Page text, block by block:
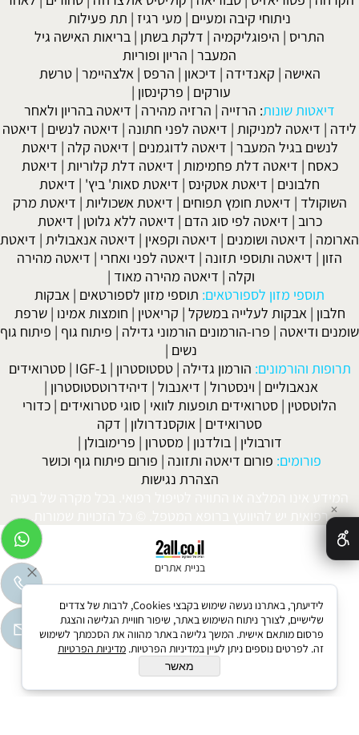
ניתוחי קיבה ומעיים | מעי רגיז | תת פעילות
התריס | היפוגליקמיה | דלקת בשתן | בריאות האישה גיל
המעבר | הריון ופוריות
האישה | קאנדידה | דיכאון | הרפס |אלצהיימר |טרשת
עורקים | פרקינסון |
דיאטות שונות: הרזייה | הרזיה מהירה | דיאטה בהריון ולאחר
לידה | דיאטה למניקות | דיאטה לפני חתונה | דיאטה לנשים | דיאטה
לנשים בגיל המעבר | דיאטה לדוגמנים | דיאטה קלה | דיאטת
כאסח | דיאטה דלת פחמימות | דיאטה דלת קלוריות | דיאטת
חלבונים | דיאטת אטקינס | דיאטת סאות' ביץ' | דיאטת
השוקולד | דיאטת חומץ תפוחים | דיאטת אשכוליות | דיאטת מרק
כרוב | דיאטה לפי סוג הדם | דיאטה ללא גלוטן | דיאטת
הארומה | דיאטה ושומנים | דיאטה וקפאין | דיאטה אנאבולית | דיאטת
הזון | דיאטה ותוספי תזונה | דיאטה לפני ואחרי | דיאטה מהירה
וקלה | דיאטה מהירה מאוד |
תוספי מזון לספורטאים: תוספי מזון לספורטאים | אבקות
חלבון |אבקות לעלייה במשקל | קריאטין | חומצות אמינו |שרפת
שומנים ודיאטה | פרו-הורמונים הורמוני גדילה | פיתוח גוף | פיתוח גוף
נשים |
תרופות והורמונים: הורמון גדילה |טסטוסטרון |
IGF-1
|סטרואידים
אנאבוליים | וינסטרול | דיאנבול | דיהידרוטסטוסטרון |
הלוטסטין | סטרואידים תופעות לוואי | סוגי סטרואידים | כדורי
סטרואידים | אוקסנדרולון | דקה
דורבולין |בולדנון | מסטרון | פרימובולן |
פורומים: פורום דיאטה ותזונה | פורום פיתוח גוף וכושר
הצהרת נגישות
המידע אינו המלצה או התוויה לטיפול רפואי. בכל מקרה של בעיה
רפואית יש להיוועץ ברופא המטפל. © כל הזכויות שמורות.
בניית אתרים
✕
לידיעתך, באתרנו נעשה שימוש בקבצי Cookies, לרבות של צדדים
שלישיים, לצורך ניתוח השימוש באתר, שיפור חוויית הגלישה והצגת
פרסום מותאם אישית. המשך גלישה באתר מהווה את הסכמתך לשימוש
זה. לפרטים נוספים ניתן לעיין במדיניות הפרטיות. מדיניות הפרטיות
מאשר